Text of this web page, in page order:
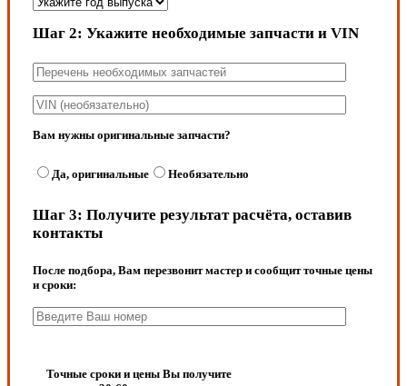
Шаг 2: Укажите необходимые запчасти и VIN
Вам нужны оригинальные запчасти?
Да, оригинальные Необязательно
Шаг 3: Получите результат расчёта, оставив
контакты
После подбора, Вам перезвонит мастер и сообщит точные цены
и сроки:
Точные сроки и цены Вы получите